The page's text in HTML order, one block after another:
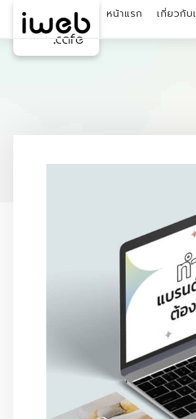
หน้าแรก เกี่ยวกับ